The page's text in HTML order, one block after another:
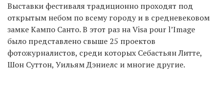
Выставки фестиваля традиционно проходят под
открытым небом по всему городу и в средневековом
замке Кампо Санто. В этот раз на Visa pour l’Image
было представлено свыше 25 проектов
фотожурналистов, среди которых Себастьян Литте,
Шон Суттон, Уильям Дэниелс и многие другие.